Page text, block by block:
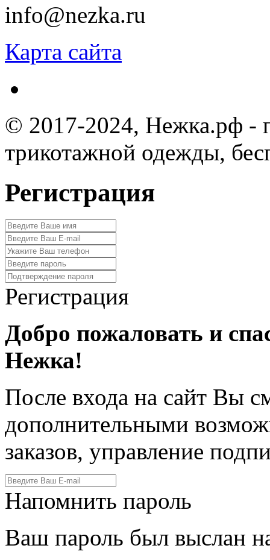
info@nezka.ru
Карта сайта
© 2017-2024, Нежка.рф -
трикотажной одежды,
Регистрация
Регистрация
Добро пожаловать и
Нежка!
После входа на сайт Вы
дополнительными
заказов, управление
Напомнить пароль
Ваш пароль был выслан